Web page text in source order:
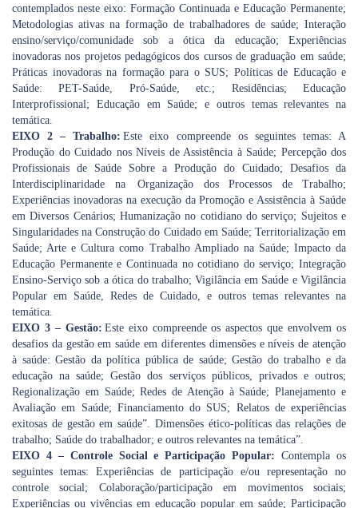
contemplados neste eixo: Formação Continuada e Educação Permanente;
Metodologias ativas na formação de trabalhadores de saúde; Interação
ensino/serviço/comunidade sob a ótica da educação; Experiências
inovadoras nos projetos pedagógicos dos cursos de graduação em saúde;
Práticas inovadoras na formação para o SUS; Políticas de Educação e
Saúde: PET-Saúde, Pró-Saúde, etc.; Residências; Educação
Interprofissional; Educação em Saúde; e outros temas relevantes na
temática.
EIXO 2 – Trabalho: Este eixo compreende os seguintes temas: A
Produção do Cuidado nos Níveis de Assistência à Saúde; Percepção dos
Profissionais de Saúde Sobre a Produção do Cuidado; Desafios da
Interdisciplinaridade na Organização dos Processos de Trabalho;
Experiências inovadoras na execução da Promoção e Assistência à Saúde
em Diversos Cenários; Humanização no cotidiano do serviço; Sujeitos e
Singularidades na Construção do Cuidado em Saúde; Territorialização em
Saúde; Arte e Cultura como Trabalho Ampliado na Saúde; Impacto da
Educação Permanente e Continuada no cotidiano do serviço; Integração
Ensino-Serviço sob a ótica do trabalho; Vigilância em Saúde e Vigilância
Popular em Saúde, Redes de Cuidado, e outros temas relevantes na
temática.
EIXO 3 – Gestão: Este eixo compreende os aspectos que envolvem os
desafios da gestão em saúde em diferentes dimensões e níveis de atenção
à saúde: Gestão da política pública de saúde; Gestão do trabalho e da
educação na saúde; Gestão dos serviços públicos, privados e outros;
Regionalização em Saúde; Redes de Atenção à Saúde; Planejamento e
Avaliação em Saúde; Financiamento do SUS; Relatos de experiências
exitosas de gestão em saúde”. Dimensões ético-políticas das relações de
trabalho; Saúde do trabalhador; e outros relevantes na temática”.
EIXO 4 – Controle Social e Participação Popular: Contempla os
seguintes temas: Experiências de participação e/ou representação no
controle social; Colaboração/participação em movimentos sociais;
Experiências ou vivências em educação popular em saúde; Participação